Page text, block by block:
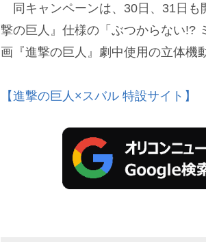
同キャンペーンは、30日、31日も
撃の巨人』仕様の「ぶつからない!?
画『進撃の巨人』劇中使用の立体機
【進撃の巨人×スバル 特設サイト】